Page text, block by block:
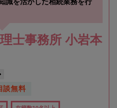
識を活かした相続業務を行
士事務所 小岩本
談無料